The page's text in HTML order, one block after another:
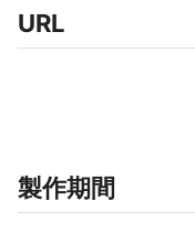
URL
製作期間